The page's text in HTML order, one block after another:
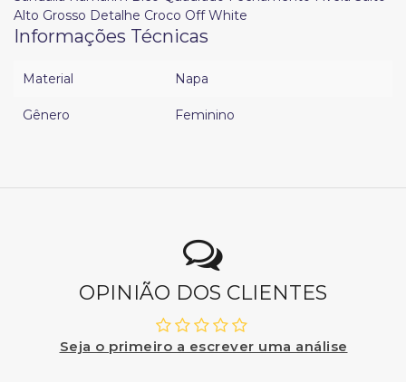
Alto Grosso Detalhe Croco Off White
Informações Técnicas
Material Napa
Gênero Feminino
OPINIÃO DOS CLIENTES
Seja o primeiro a escrever uma análise